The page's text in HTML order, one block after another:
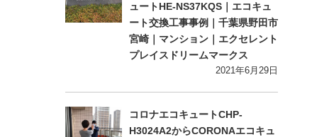
ュートHE-NS37KQS｜エコキュ
ート交換工事事例｜千葉県野田市
宮崎｜マンション｜エクセレント
プレイスドリームマークス
2021年6月29日
コロナエコキュートCHP-
H3024A2からCORONAエコキュ